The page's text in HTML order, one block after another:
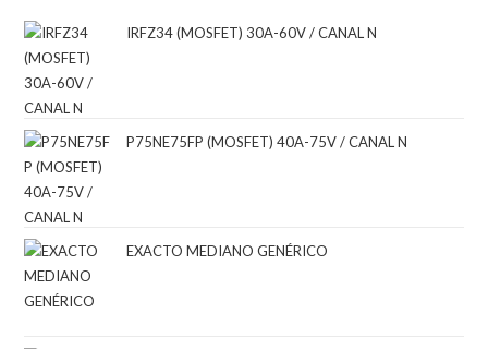
IRFZ34 (MOSFET) 30A-60V / CANAL N
P75NE75FP (MOSFET) 40A-75V / CANAL N
EXACTO MEDIANO GENÉRICO